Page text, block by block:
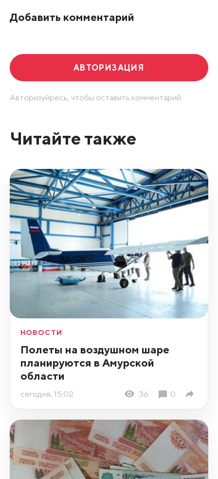
Добавить комментарий
АВТОРИЗАЦИЯ
Авторизуйресь, чтобы оставить комментарий.
Читайте также
НОВОСТИ
Полеты на воздушном шаре
планируются в Амурской
области
сегодня, 15:02 36 0